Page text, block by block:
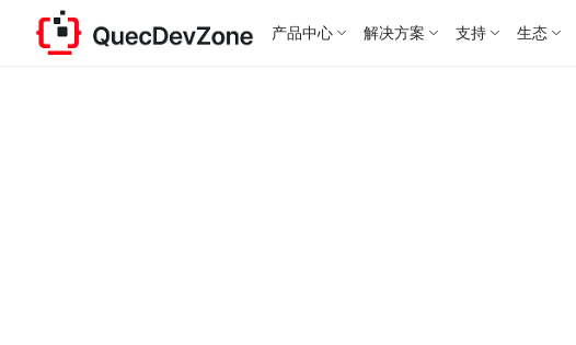
产品中心 解决方案 支持 生态